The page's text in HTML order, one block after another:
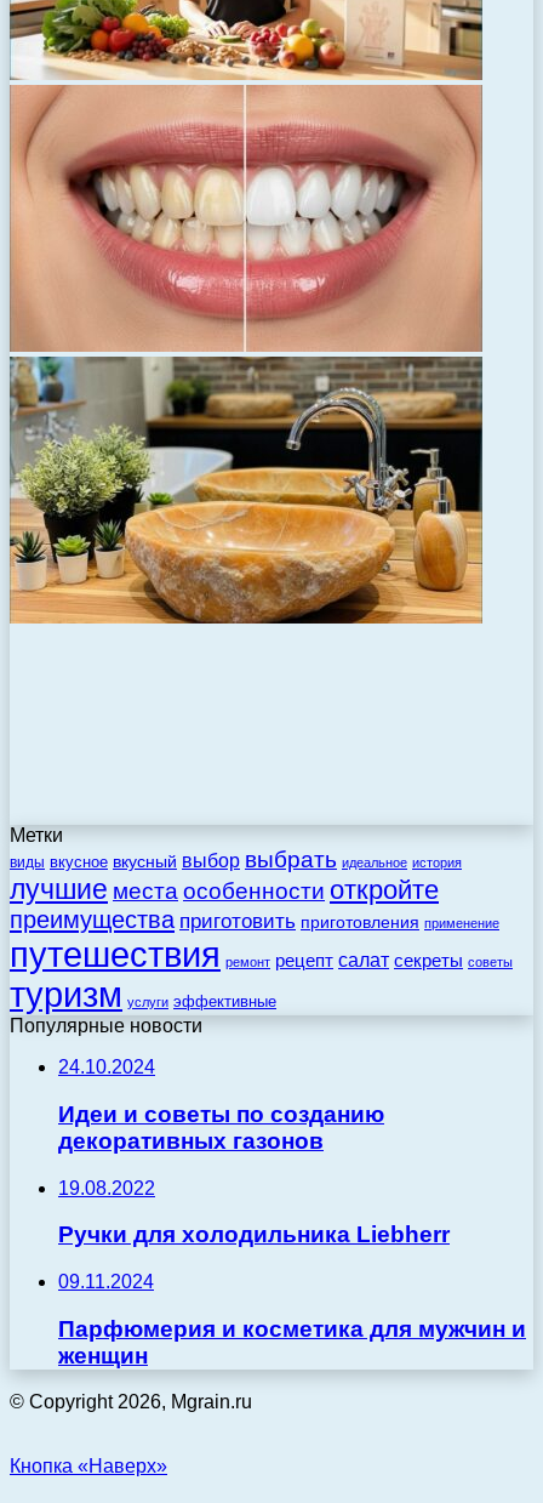
Метки
виды вкусное вкусный выбор выбрать идеальное история
лучшие места особенности откройте
преимущества приготовить приготовления применение
путешествия ремонт рецепт салат секреты советы
туризм услуги эффективные
Популярные новости
24.10.2024
Идеи и советы по созданию
декоративных газонов
19.08.2022
Ручки для холодильника Liebherr
09.11.2024
Парфюмерия и косметика для мужчин и
женщин
© Copyright 2026, Mgrain.ru
Кнопка «Наверх»